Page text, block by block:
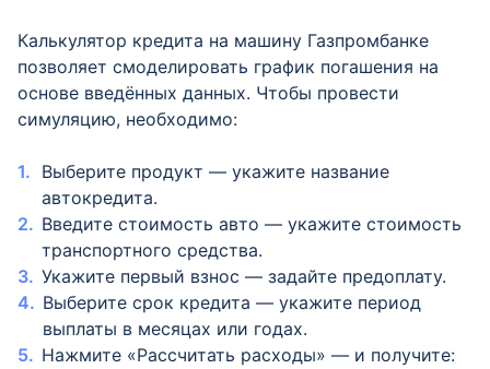
Калькулятор кредита на машину Газпромбанке
позволяет смоделировать график погашения на
основе введённых данных. Чтобы провести
симуляцию, необходимо:
Выберите продукт — укажите название
автокредита.
Введите стоимость авто — укажите стоимость
транспортного средства.
Укажите первый взнос — задайте предоплату.
Выберите срок кредита — укажите период
выплаты в месяцах или годах.
Нажмите «Рассчитать расходы» — и получите: